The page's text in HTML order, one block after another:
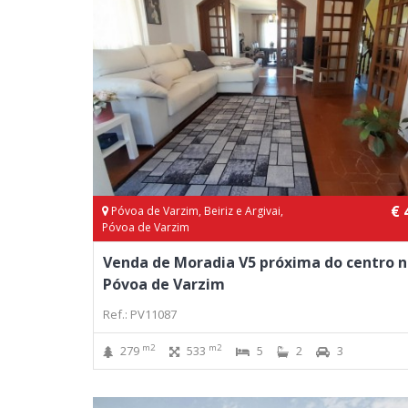
Póvoa de Varzim, Beiriz e Argivai,
Póvoa de Varzim
€
Venda de Moradia V5 próxima do centro
Póvoa de Varzim
Ref.: PV11087
279 m2 533 m2 5 2 3